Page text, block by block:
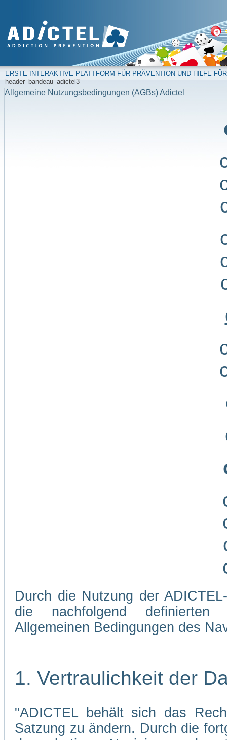
ERSTE INTERAKTIVE PLATTFORM FÜR PRÄVENTION UND HILFE
header_bandeau_adictel3
Allgemeine Nutzungsbedingungen (AGBs) Adictel
Durch die Nutzung der
die nachfolgend definierten
Allgemeinen Bedingungen des
1. Vertraulichkeit der
"ADICTEL behält sich das
Satzung zu ändern. Durch die